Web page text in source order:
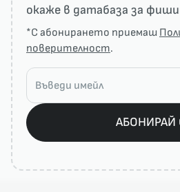
окаже в датабаза за
*С абонирането приемаш
поверителност.
АБОНИРАЙ